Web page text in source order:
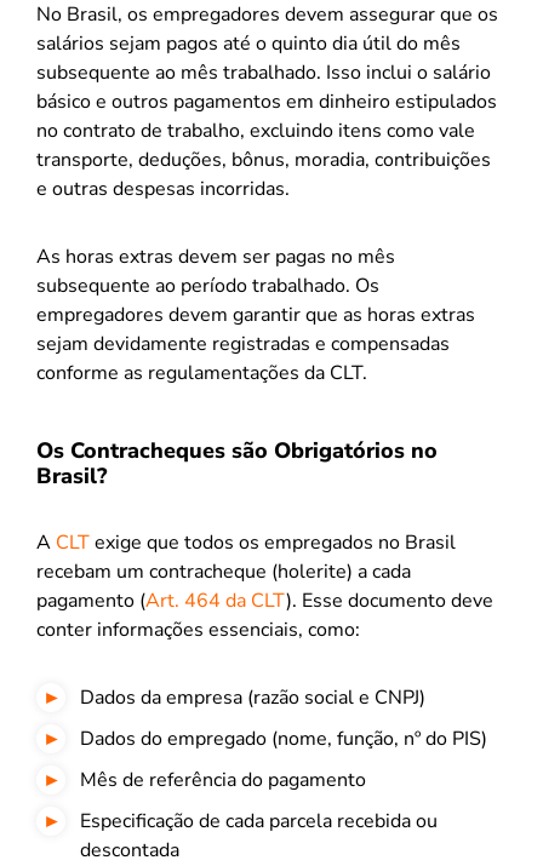
No Brasil, os empregadores devem assegurar que os
salários sejam pagos até o quinto dia útil do mês
subsequente ao mês trabalhado. Isso inclui o salário
básico e outros pagamentos em dinheiro estipulados
no contrato de trabalho, excluindo itens como vale
transporte, deduções, bônus, moradia, contribuições
e outras despesas incorridas.
As horas extras devem ser pagas no mês
subsequente ao período trabalhado. Os
empregadores devem garantir que as horas extras
sejam devidamente registradas e compensadas
conforme as regulamentações da CLT.
Os Contracheques são Obrigatórios no
Brasil?
A CLTexige que todos os empregados no Brasil
recebam um contracheque (holerite) a cada
pagamento (Art. 464 da CLT). Esse documento deve
conter informações essenciais, como:
Dados da empresa (razão social e CNPJ)
Dados do empregado (nome, função, nº do PIS)
Mês de referência do pagamento
Especificação de cada parcela recebida ou
descontada